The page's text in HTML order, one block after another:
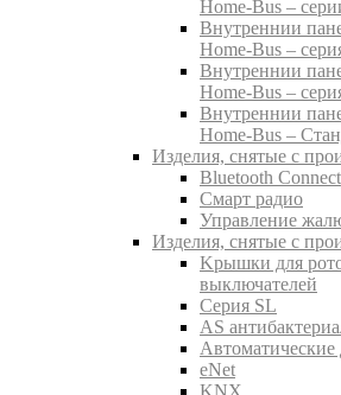
Home-Bus –
Внутреннии
Home-Bus –
Внутреннии
Home-Bus –
Внутреннии
Home-Bus –
Изделия, снятые с
Bluetooth Connect
Смарт радио
Управление
Изделия, снятые с
Kрышки для
выключателей
Серия SL
AS
eNet
KNX